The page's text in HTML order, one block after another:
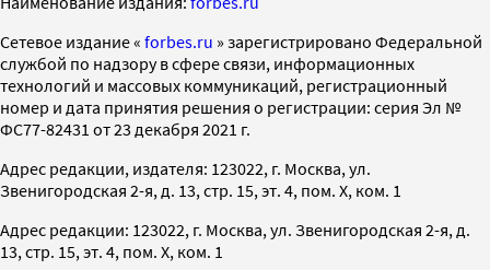
Cетевое издание « forbes.ru » зарегистрировано Федеральной
службой по надзору в сфере связи, информационных
технологий и массовых коммуникаций, регистрационный
номер и дата принятия решения о регистрации: серия Эл №
ФС77-82431 от 23 декабря 2021 г.
Адрес редакции, издателя: 123022, г. Москва, ул.
Звенигородская 2-я, д. 13, стр. 15, эт. 4, пом. X, ком. 1
Адрес редакции: 123022, г. Москва, ул. Звенигородская 2-я, д.
13, стр. 15, эт. 4, пом. X, ком. 1